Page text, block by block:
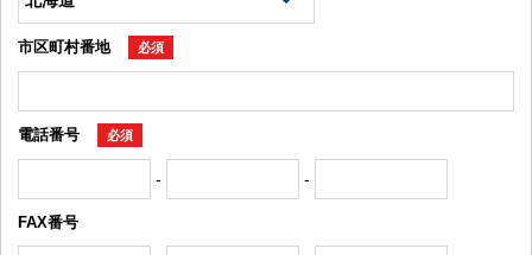
市区町村番地 必須
電話番号 必須
- -
FAX番号